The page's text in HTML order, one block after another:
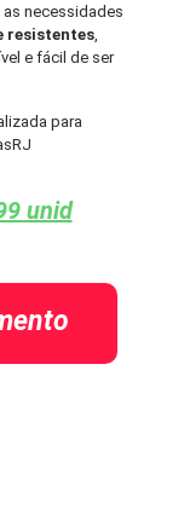
necessidades
resistentes,
e fácil de ser
para
unid